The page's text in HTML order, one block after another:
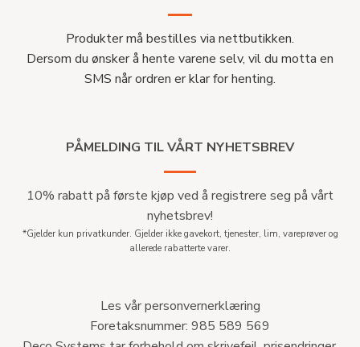
Produkter må bestilles via nettbutikken.
Dersom du ønsker å hente varene selv, vil du motta en
SMS når ordren er klar for henting.
PÅMELDING TIL VÅRT NYHETSBREV
10% rabatt på første kjøp ved å registrere seg på vårt
nyhetsbrev!
*Gjelder kun privatkunder. Gjelder ikke gavekort, tjenester, lim, vareprøver og
allerede rabatterte varer.
Les vår personvernerklæring
Foretaksnummer: 985 589 569